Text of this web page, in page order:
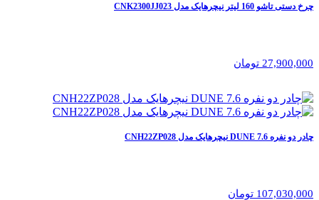
چرخ دستی تاشو 160 لیتر نیچرهایک مدل CNK2300JJ023
27,900,000 تومان
چادر دو نفره 7.6 DUNE نیچرهایک مدل CNH22ZP028
107,030,000 تومان